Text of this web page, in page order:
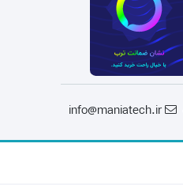
info@maniatech.ir